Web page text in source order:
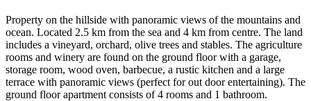
Property on the hillside with panoramic views of the mountains and
ocean. Located 2.5 km from the sea and 4 km from centre. The land
includes a vineyard, orchard, olive trees and stables. The agriculture
rooms and winery are found on the ground floor with a garage,
storage room, wood oven, barbecue, a rustic kitchen and a large
terrace with panoramic views (perfect for out door entertaining). The
ground floor apartment consists of 4 rooms and 1 bathroom.